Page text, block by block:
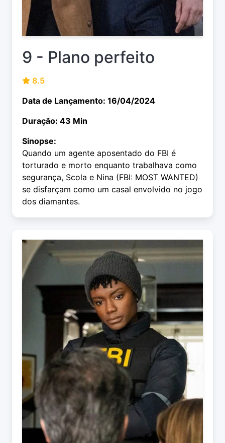
9 - Plano perfeito
8.5
Data de Lançamento: 16/04/2024
Duração: 43 Min
Sinopse:
Quando um agente aposentado do FBI é
torturado e morto enquanto trabalhava como
segurança, Scola e Nina (FBI: MOST WANTED)
se disfarçam como um casal envolvido no jogo
dos diamantes.